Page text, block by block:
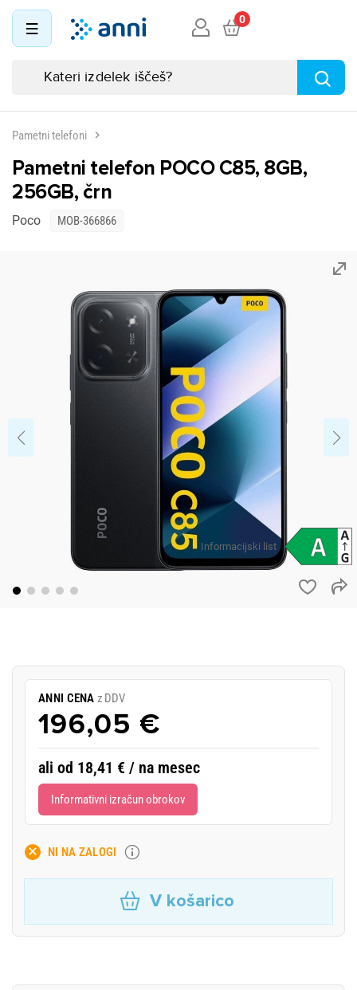
0
Pametni telefoni
Pametni telefon POCO C85, 8GB,
256GB, črn
Poco MOB-366866
Informacijski list
ANNI CENA z DDV
196,05 €
ali od 18,41 € / na mesec
Informativni izračun obrokov
NI NA ZALOGI
V košarico